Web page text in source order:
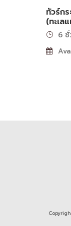
ทัวร์กร
(ทะเล
6 ชั่